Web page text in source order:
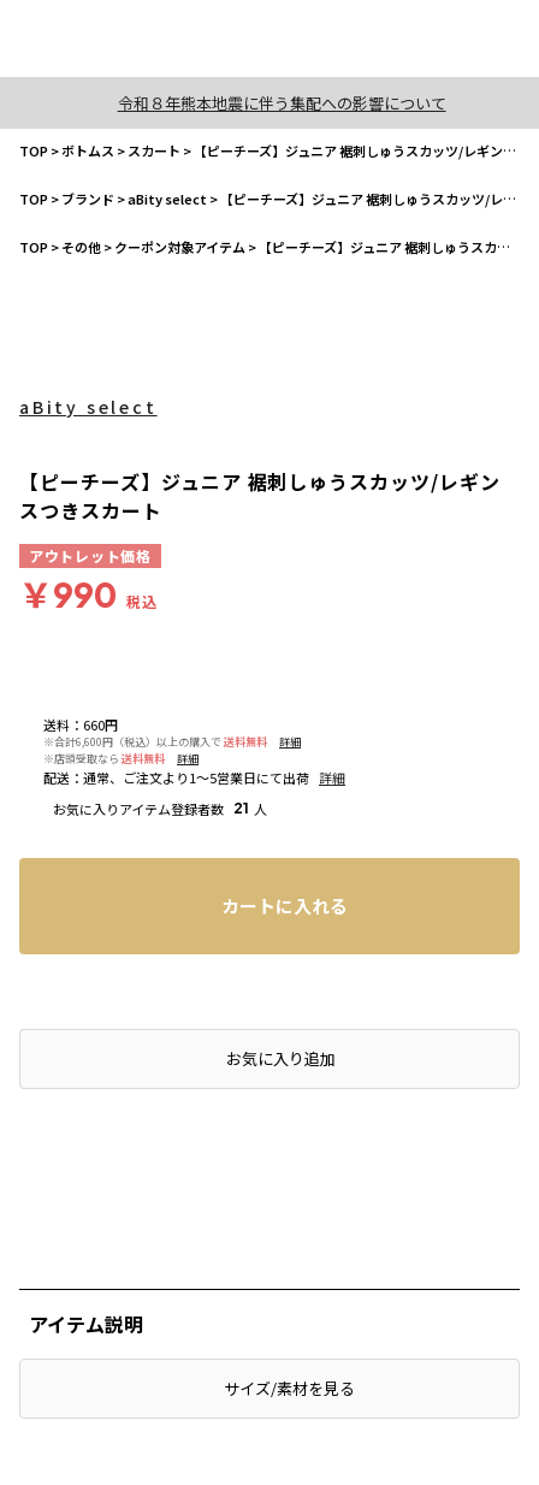
令和８年熊本地震に伴う集配への影響について
TOP>ボトムス >スカート > 【ピーチーズ】ジュニア 裾刺しゅうスカッツ/レギンスつきスカート
TOP>ブランド >aBity select > 【ピーチーズ】ジュニア 裾刺しゅうスカッツ/レギンスつきスカート
TOP>その他>クーポン対象アイテム > 【ピーチーズ】ジュニア 裾刺しゅうスカッツ/レギンスつきスカート
送料 ： 660円
※合計6,600円（税込）以上の購入で 送料無料
詳細
※店頭受取なら 送料無料 詳細
配送 ： 通常、ご注文より1～5営業日にて出荷 詳細
お気に入りアイテム登録者数 21 人
aBity select
【ピーチーズ】ジュニア 裾刺しゅうスカッツ/レギン
スつきスカート
アウトレット価格
￥990 税込
カートに入れる
店頭在庫を確認するお気に入り追加
アイテム説明
サイズ/素材を見る